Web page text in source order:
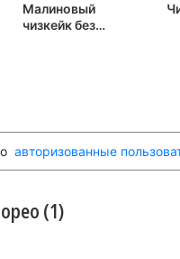
Малиновый
чизкейк без
авторизованные
(1)